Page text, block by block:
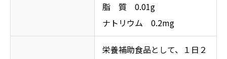
脂 質 0.01g
ナトリウム 0.2mg
栄養補助食品として、１日２